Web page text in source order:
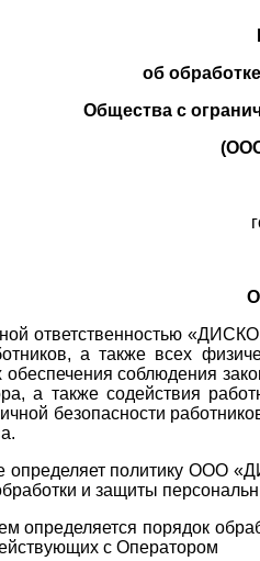
об
Общества с
ответственностью
а также всех
обеспечения соблюдения
а также содействия
безопасности
политику ООО
и защиты
определяется порядок
с Оператором